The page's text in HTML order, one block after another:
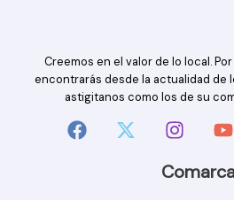
Creemos en el valor de lo local.
encontrarás desde la actualidad de
astigitanos como los de su